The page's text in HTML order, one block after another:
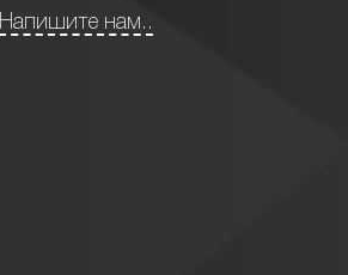
Напишите нам..